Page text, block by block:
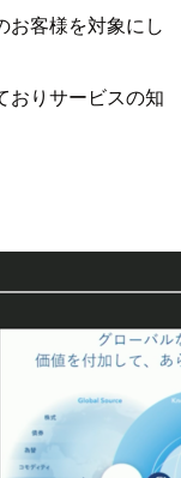
お客様を対象にし
おりサービスの知